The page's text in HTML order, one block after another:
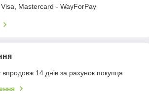
Mastercard - WayForPay
14 днів за рахунок покупця